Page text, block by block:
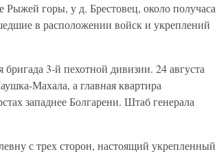
горы, у д. Брестовец, около получаса
в расположении войск и укреплений
3-й пехотной дивизии. 24 августа
Махала, а главная квартира
западнее Болгарени. Штаб генерала
с трех сторон, настоящий укрепленный